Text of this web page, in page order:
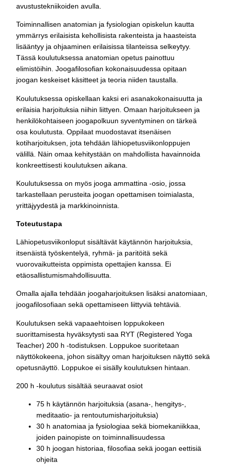
avustustekniikoiden avulla.
Toiminnallisen anatomian ja fysiologian opiskelun kautta
ymmärrys erilaisista kehollisista rakenteista ja haasteista
lisääntyy ja ohjaaminen erilaisissa tilanteissa selkeytyy.
Tässä koulutuksessa anatomian opetus painottuu
elimistöihin. Joogafilosofian kokonaisuudessa opitaan
joogan keskeiset käsitteet ja teoria niiden taustalla.
Koulutuksessa opiskellaan kaksi eri asanakokonaisuutta ja
erilaisia harjoituksia niihin liittyen. Omaan harjoitukseen ja
henkilökohtaiseen joogapolkuun syventyminen on tärkeä
osa koulutusta. Oppilaat muodostavat itsenäisen
kotiharjoituksen, jota tehdään lähiopetusviikonloppujen
välillä. Näin omaa kehitystään on mahdollista havainnoida
konkreettisesti koulutuksen aikana.
Koulutuksessa on myös jooga ammattina -osio, jossa
tarkastellaan perusteita joogan opettamisen toimialasta,
yrittäjyydestä ja markkinoinnista.
Toteutustapa
Lähiopetusviikonloput sisältävät käytännön harjoituksia,
itsenäistä työskentelyä, ryhmä- ja paritöitä sekä
vuorovaikutteista oppimista opettajien kanssa. Ei
etäosallistumismahdollisuutta.
Omalla ajalla tehdään joogaharjoituksen lisäksi anatomiaan,
joogafilosofiaan sekä opettamiseen liittyviä tehtäviä.
Koulutuksen sekä vapaaehtoisen loppukokeen
suorittamisesta hyväksytysti saa RYT (Registered Yoga
Teacher) 200 h -todistuksen. Loppukoe suoritetaan
näyttökokeena, johon sisältyy oman harjoituksen näyttö sekä
opetusnäyttö. Loppukoe ei sisälly koulutuksen hintaan.
200 h -koulutus sisältää seuraavat osiot
75 h käytännön harjoituksia (asana-, hengitys-,
meditaatio- ja rentoutumisharjoituksia)
30 h anatomiaa ja fysiologiaa sekä biomekaniikkaa,
joiden painopiste on toiminnallisuudessa
30 h joogan historiaa, filosofiaa sekä joogan eettisiä
ohjeita